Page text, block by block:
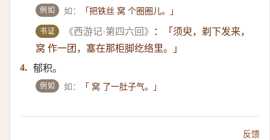
例如 如： 「把铁丝 窝 个圈圈儿。」
书证 《西游记·第四六回》 ：
「须臾，剃下发来，
窝 作一团，塞在那柜脚纥络里。」
4. 郁积。
例如 如： 「 窝 了一肚子气。」
反馈